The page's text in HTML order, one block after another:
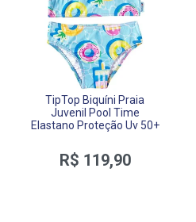
TipTop Biquíni Praia
Juvenil Pool Time
Elastano Proteção Uv 50+
R$ 119,90